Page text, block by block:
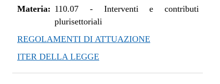
Materia: 110.07- Interventi e contributi
plurisettoriali
REGOLAMENTI DI ATTUAZIONE
ITER DELLA LEGGE